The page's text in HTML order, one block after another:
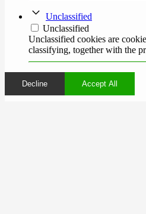
Unclassified
Unclassified
Unclassified cookies are
classifying, together with the
Decline Accept All